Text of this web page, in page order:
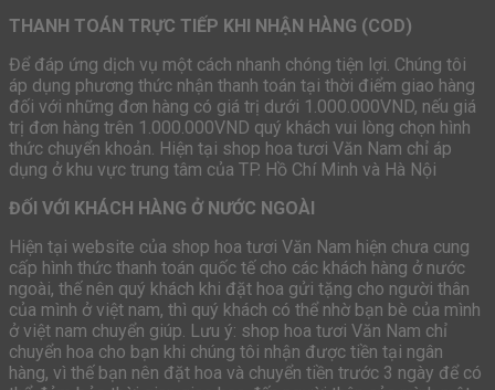
THANH TOÁN TRỰC TIẾP KHI NHẬN HÀNG (COD)
Để đáp ứng dịch vụ một cách nhanh chóng tiện lợi. Chúng tôi
áp dụng phương thức nhận thanh toán tại thời điểm giao hàng
đối với những đơn hàng có giá trị dưới 1.000.000VND, nếu giá
trị đơn hàng trên 1.000.000VND quý khách vui lòng chọn hình
thức chuyển khoản. Hiện tại shop hoa tươi Văn Nam chỉ áp
dụng ở khu vực trung tâm của TP. Hồ Chí Minh và Hà Nội
ĐỐI VỚI KHÁCH HÀNG Ở NƯỚC NGOÀI
Hiện tại website của shop hoa tươi Văn Nam hiện chưa cung
cấp hình thức thanh toán quốc tế cho các khách hàng ở nước
ngoài, thế nên quý khách khi đặt hoa gửi tặng cho người thân
của mình ở việt nam, thì quý khách có thể nhờ bạn bè của mình
ở việt nam chuyển giúp. Lưu ý: shop hoa tươi Văn Nam chỉ
chuyển hoa cho bạn khi chúng tôi nhận được tiền tại ngân
hàng, vì thế bạn nên đặt hoa và chuyển tiền trước 3 ngày để có